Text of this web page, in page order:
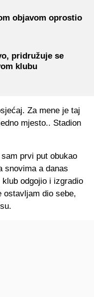
objavom oprostio
pridružuje se
klubu
Za mene je taj
mjesto.. Stadion
prvi put obukao
snovima a danas
odgojio i izgradio
ostavljam dio sebe,